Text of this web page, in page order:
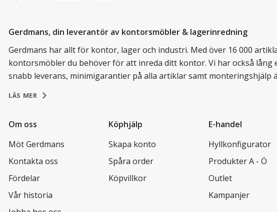
Gerdmans, din leverantör av kontorsmöbler & lagerinredning
Gerdmans har allt för kontor, lager och industri. Med över 16 000
kontorsmöbler du behöver för att inreda ditt kontor. Vi har också
snabb leverans, minimigarantier på alla artiklar samt monteringshjälp
LÄS MER
Om oss
Möt Gerdmans
Kontakta oss
Fördelar
Vår historia
Köphjälp
Skapa konto
Spåra order
Köpvillkor
E-handel
Hyllkonfigurator
Produkter A - Ö
Outlet
Kampanjer